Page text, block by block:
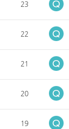
23
22
21
20
19